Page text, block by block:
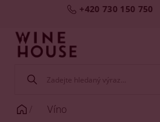
+420 730 150 750
Víno